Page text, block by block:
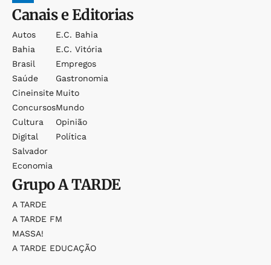
Canais e Editorias
Autos
Bahia
Brasil
Saúde
Cineinsite
Concursos
Cultura
Digital
Salvador
Economia
E.c. Bahia
E.c. Vitória
Empregos
Gastronomia
Muito
Mundo
Opinião
Política
GrupoA TARDE
A TARDE
A TARDE FM
MASSA!
A TARDE EDUCAÇÃO